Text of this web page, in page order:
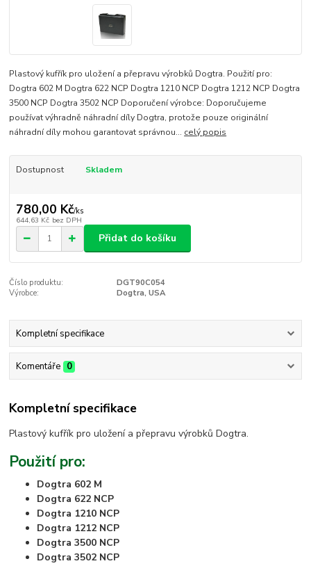
Plastový kufřík pro uložení a přepravu výrobků Dogtra. Použití pro:
Dogtra 602 M Dogtra 622 NCP Dogtra 1210 NCP Dogtra 1212 NCP Dogtra
3500 NCP Dogtra 3502 NCP Doporučení výrobce: Doporučujeme
používat výhradně náhradní díly Dogtra, protože pouze originální
náhradní díly mohou garantovat správnou... celý popis
Dostupnost Skladem
780,00 Kč/ks
644,63 Kč bez DPH
Přidat do košíku
Číslo produktu:
DGT90C054
Výrobce:
Dogtra, USA
Kompletní specifikace
Komentáře 0
Kompletní specifikace
Plastový kufřík pro uložení a přepravu výrobků Dogtra.
Použití pro:
Dogtra 602 M
Dogtra 622 NCP
Dogtra 1210 NCP
Dogtra 1212 NCP
Dogtra 3500 NCP
Dogtra 3502 NCP